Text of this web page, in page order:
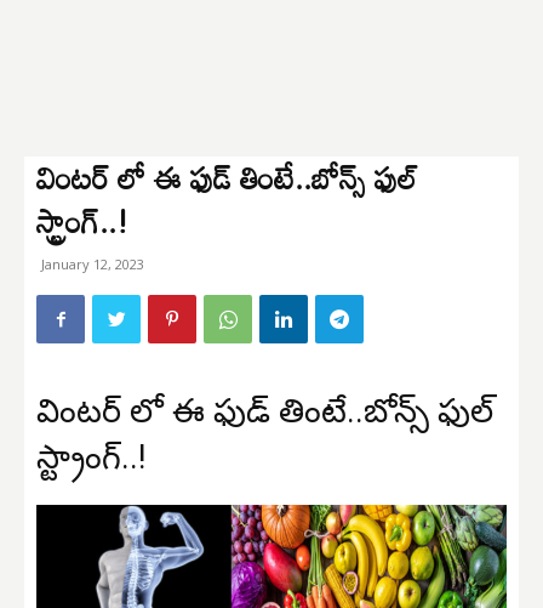
వింటర్ లో ఈ ఫుడ్ తింటే..బోన్స్ ఫుల్
స్ట్రాంగ్..!
January 12, 2023
వింటర్ లో ఈ ఫుడ్ తింటే..బోన్స్ ఫుల్
స్ట్రాంగ్..!